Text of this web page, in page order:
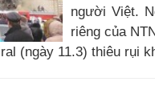
người Việt.
riêng của
(ngày 11.3) thiêu rụi